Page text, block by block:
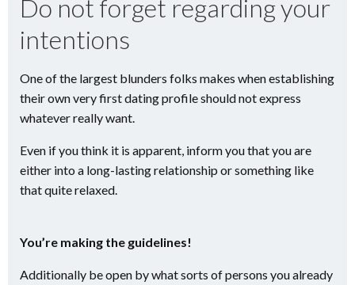
Do not forget regarding your
intentions
One of the largest blunders folks makes when establishing
their own very first dating profile should not express
whatever really want.
Even if you think it is apparent, inform you that you are
either into a long-lasting relationship or something like
that quite relaxed.
You’re making the guidelines!
Additionally be open by what sorts of persons you already